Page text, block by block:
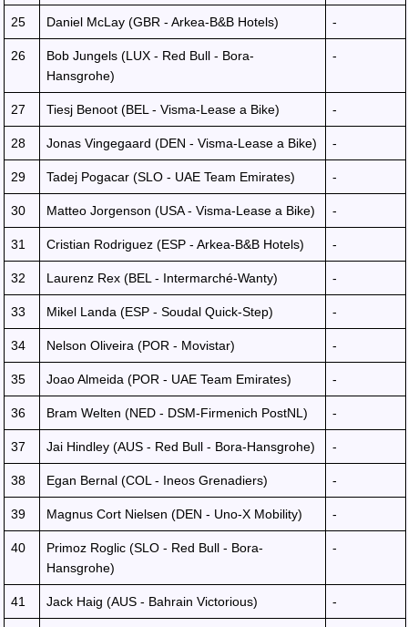
25 Daniel McLay (GBR - Arkea-B&B Hotels) -
26
Bob Jungels (LUX - Red Bull - Bora-
Hansgrohe)
-
27 Tiesj Benoot (BEL - Visma-Lease a Bike) -
28 Jonas Vingegaard (DEN - Visma-Lease a Bike) -
29 Tadej Pogacar (SLO - UAE Team Emirates) -
30 Matteo Jorgenson (USA - Visma-Lease a Bike) -
31 Cristian Rodriguez (ESP - Arkea-B&B Hotels) -
32 Laurenz Rex (BEL - Intermarché-Wanty) -
33 Mikel Landa (ESP - Soudal Quick-Step) -
34 Nelson Oliveira (POR - Movistar) -
35 Joao Almeida (POR - UAE Team Emirates) -
36 Bram Welten (NED - DSM-Firmenich PostNL) -
37 Jai Hindley (AUS - Red Bull - Bora-Hansgrohe) -
38 Egan Bernal (COL - Ineos Grenadiers) -
39 Magnus Cort Nielsen (DEN - Uno-X Mobility) -
40
Primoz Roglic (SLO - Red Bull - Bora-
Hansgrohe)
-
41 Jack Haig (AUS - Bahrain Victorious) -